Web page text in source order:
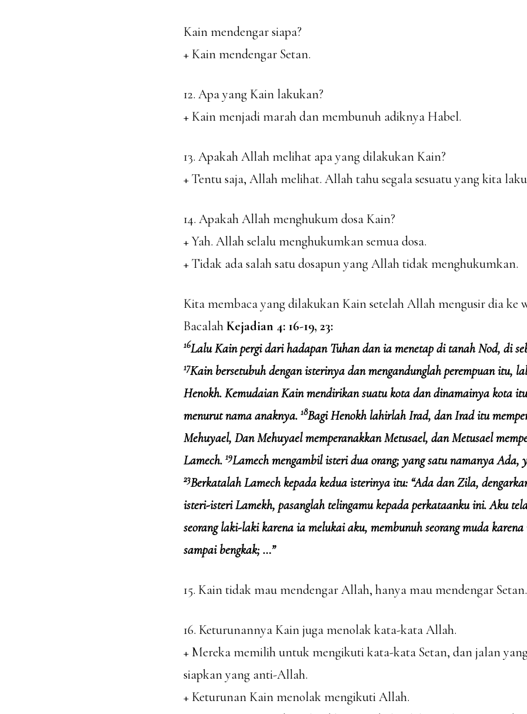
Kain mendengar siapa?
+ Kain mendengar Setan.
12. Apa yang Kain lakukan?
+ Kain menjadi marah dan membunuh adiknya Habel.
13. Apakah Allah melihat apa yang dilakukan Kain?
+ Tentu saja, Allah melihat. Allah tahu segala sesuatu yang kita
14. Apakah Allah menghukum dosa Kain?
+ Yah. Allah selalu menghukumkan semua dosa.
+ Tidak ada salah satu dosapun yang Allah tidak menghukumkan.
Kita membaca yang dilakukan Kain setelah Allah mengusir dia ke
BacalahKejadian 4: 16-19, 23:
16Lalu Kain pergi dari hadapan Tuhan dan ia menetap di tanah Nod, di
17Kain bersetubuh dengan isterinya dan mengandunglah perempuan itu,
Henokh. Kemudaian Kain mendirikan suatu kota dan dinamainya kota
menurut nama anaknya. 18Bagi Henokh lahirlah Irad, dan Irad itu
Mehuyael, Dan Mehuyael memperanakkan Metusael, dan Metusael
Lamech. 19Lamech mengambil isteri dua orang; yang satu namanya
23Berkatalah Lamech kepada kedua isterinya itu: “Ada dan Zila,
isteri-isteri Lamekh, pasanglah telingamu kepada perkataanku ini. Aku
seorang laki-laki karena ia melukai aku, membunuh seorang muda
sampai bengkak; …”
15. Kain tidak mau mendengar Allah, hanya mau mendengar Setan.
16. Keturunannya Kain juga menolak kata-kata Allah.
+ Mereka memilih untuk mengikuti kata-kata Setan, dan jalan
siapkan yang anti-Allah.
+ Keturunan Kain menolak mengikuti Allah.